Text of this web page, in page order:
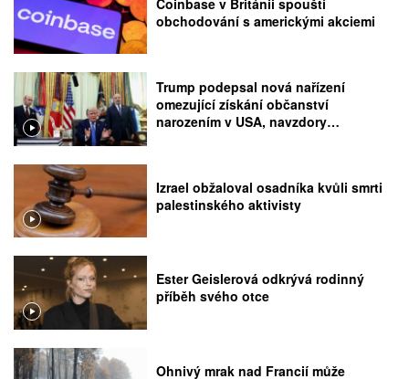
Coinbase v Británii spouští
obchodování s americkými akciemi
Trump podepsal nová nařízení
omezující získání občanství
narozením v USA, navzdory
Izrael obžaloval osadníka kvůli smrti
palestinského aktivisty
Ester Geislerová odkrývá rodinný
příběh svého otce
Ohnivý mrak nad Francií může